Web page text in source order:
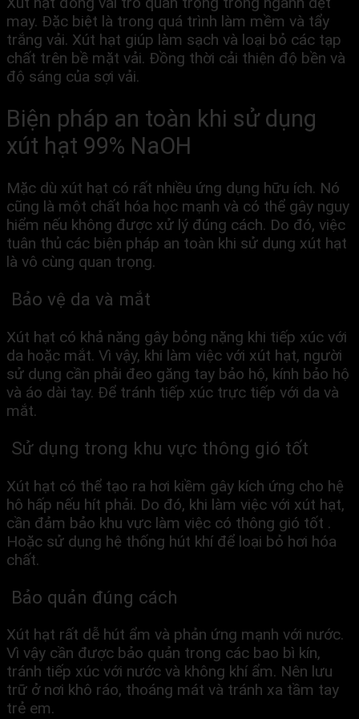
may. Đặc biệt là trong quá trình làm mềm và tẩy
trắng vải. Xút hạt giúp làm sạch và loại bỏ các tạp
chất trên bề mặt vải. Đồng thời cải thiện độ bền và
độ sáng của sợi vải.
Biện pháp an toàn khi sử dụng
xút hạt 99% NaOH
Mặc dù xút hạt có rất nhiều ứng dụng hữu ích. Nó
cũng là một chất hóa học mạnh và có thể gây nguy
hiểm nếu không được xử lý đúng cách. Do đó, việc
tuân thủ các biện pháp an toàn khi sử dụng xút hạt
là vô cùng quan trọng.
Bảo vệ da và mắt
Xút hạt có khả năng gây bỏng nặng khi tiếp xúc với
da hoặc mắt. Vì vậy, khi làm việc với xút hạt, người
sử dụng cần phải đeo găng tay bảo hộ, kính bảo hộ
và áo dài tay. Để tránh tiếp xúc trực tiếp với da và
mắt.
Sử dụng trong khu vực thông gió tốt
Xút hạt có thể tạo ra hơi kiềm gây kích ứng cho hệ
hô hấp nếu hít phải. Do đó, khi làm việc với xút hạt,
cần đảm bảo khu vực làm việc có thông gió tốt .
Hoặc sử dụng hệ thống hút khí để loại bỏ hơi hóa
chất.
Bảo quản đúng cách
Xút hạt rất dễ hút ẩm và phản ứng mạnh với nước.
Vì vậy cần được bảo quản trong các bao bì kín,
tránh tiếp xúc với nước và không khí ẩm. Nên lưu
trữ ở nơi khô ráo, thoáng mát và tránh xa tầm tay
trẻ em.